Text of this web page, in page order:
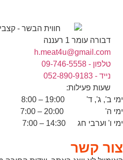
דבורה עומר 1 רעננה
h.meat4u@gmail.com
טלפון - 09-746-5558
נייד - 052-890-9183
שעות פעילות:
ימי ב', ג', ד' 19:00 – 8:00
ימי ה' 20:00 – 7:00
ימי ו' וערבי חג 14:30 – 7:00
צור קשר